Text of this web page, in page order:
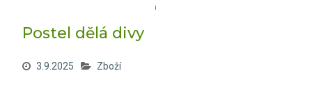
Postel dělá divy
3.9.2025 Zboží